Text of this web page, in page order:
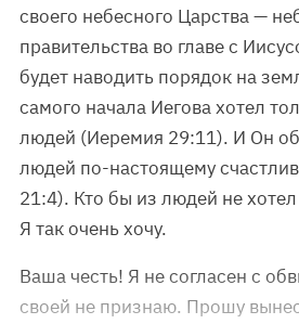
своего небесного Царства —
правительства во главе с
будет наводить порядок на
самого начала Иегова хотел
людей (Иеремия 29:11). И Он
людей по-настоящему
21:4). Кто бы из людей не
Я так очень хочу.
Ваша честь! Я не согласен с
своей не признаю. Прошу